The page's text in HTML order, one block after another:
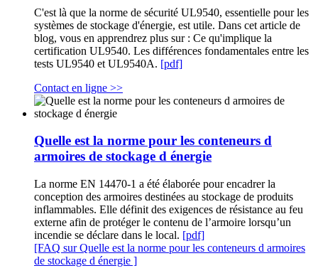
C'est là que la norme de sécurité UL9540, essentielle pour les
systèmes de stockage d'énergie, est utile. Dans cet article de
blog, vous en apprendrez plus sur : Ce qu'implique la
certification UL9540. Les différences fondamentales entre les
tests UL9540 et UL9540A. [pdf]
Contact en ligne >>
Quelle est la norme pour les conteneurs d
armoires de stockage d énergie
La norme EN 14470-1 a été élaborée pour encadrer la
conception des armoires destinées au stockage de produits
inflammables. Elle définit des exigences de résistance au feu
externe afin de protéger le contenu de l’armoire lorsqu’un
incendie se déclare dans le local. [pdf]
[FAQ sur Quelle est la norme pour les conteneurs d armoires
de stockage d énergie ]